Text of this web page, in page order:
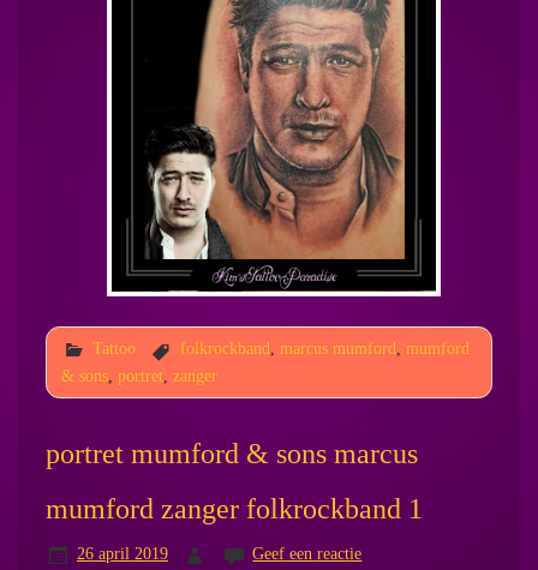
Tattoo folkrockband marcus mumford
mumford
& sons, portret, zanger
portret mumford & sons marcus
mumford zanger folkrockband 1
26 april 2019 Geef een reactie